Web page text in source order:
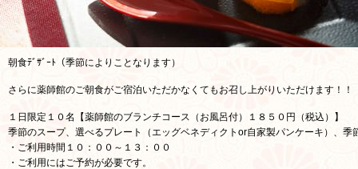
朝食ﾃﾞｻﾞｰﾄ（季節によりことなります）
さらに薬師館のご朝食がご宿泊いただかなくてもお召し上がりいただけます！！
１日限定１０名【薬師館のブランチコース（お風呂付）１８５０円（税込）】
季節のスープ、選べるプレート（エッグベネディクトor自家製パンケーキ）、季
・ご利用時間１０：００～１３：００
・ご利用にはご予約が必要です。